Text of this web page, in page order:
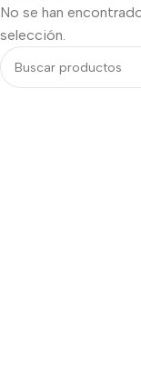
No se han
selección.